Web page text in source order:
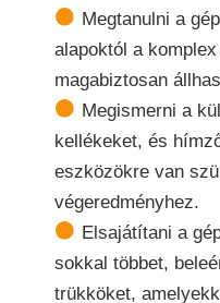
Megtanulni a
alapoktól a
magabiztosan
Megismerni a
kellékeket, és
eszközökre van
végeredményhez.
Elsajátítani a
sokkal többet,
trükköket,